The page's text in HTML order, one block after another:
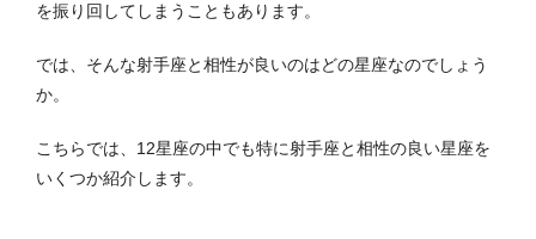
を振り回してしまうこともあります。
では、そんな射手座と相性が良いのはどの星座なのでしょう
か。
こちらでは、12星座の中でも特に射手座と相性の良い星座を
いくつか紹介します。